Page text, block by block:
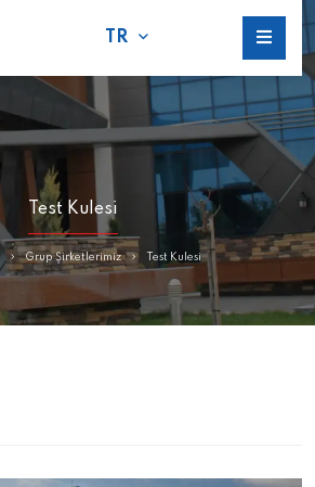
TR
Test Kulesi
Grup Şirketlerimiz Test Kulesi